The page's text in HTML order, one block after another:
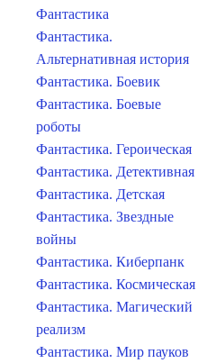
Фантастика
Фантастика.
Альтернативная история
Фантастика. Боевик
Фантастика. Боевые
роботы
Фантастика. Героическая
Фантастика. Детективная
Фантастика. Детская
Фантастика. Звездные
войны
Фантастика. Киберпанк
Фантастика. Космическая
Фантастика. Магический
реализм
Фантастика. Мир пауков